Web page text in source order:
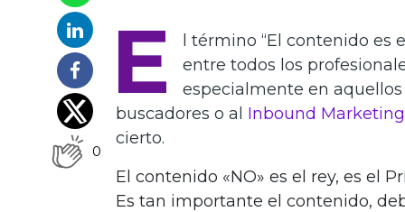
0
E
l término “El contenido es
entre todos los
especialmente en
buscadores o al Inbound
cierto.
El contenido «NO» es el rey, es el
Es tan importante el contenido,